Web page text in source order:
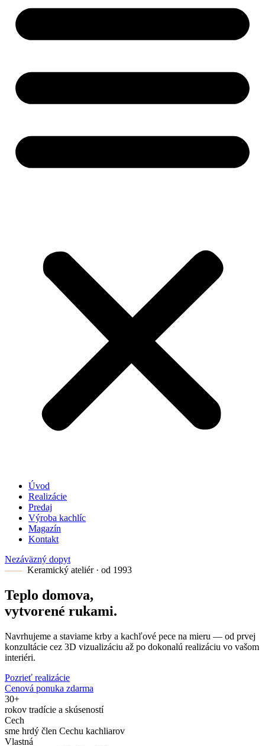
Úvod
Realizácie
Predaj
Výroba kachlíc
Magazín
Kontakt
Nezáväzný dopyt
Keramický ateliér · od 1993
Teplo domova,
vytvorené rukami.
Navrhujeme a staviame krby a kachľové pece na mieru — od prvej
konzultácie cez 3D vizualizáciu až po dokonalú realizáciu vo vašom
interiéri.
Pozrieť realizácie
Cenová ponuka zdarma
30+
rokov tradície a skúseností
Cech
sme hrdý člen Cechu kachliarov
Vlastná